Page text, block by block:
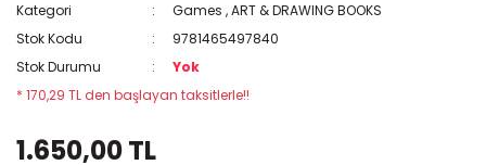
Kategori Games ,ART & DRAWING BOOKS
Stok Kodu
9781465497840
Stok Durumu
Yok
* 170,29 TL den başlayan taksitlerle!!
1.650,00 TL